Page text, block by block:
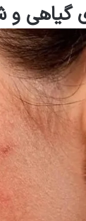
گیاهی و